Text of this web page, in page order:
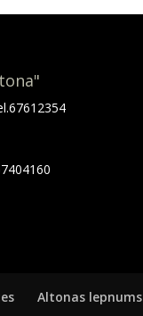
Altonas lepnums